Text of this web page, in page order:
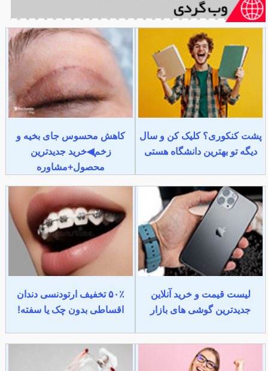
پشت کنکوری؟ کلیک کن و سال
دیگه تو بهترین دانشگاه هستی
کاهش محسوس جای بخیه و
زخم◀خرید جدیدترین
محصول+مشاوره
لیست قیمت و خرید آنلاین
جدیدترین گوشی های بازار
۵۰٪ تخفیف ارتودنسی دندان
اقساطی بدون چک یا سفته!